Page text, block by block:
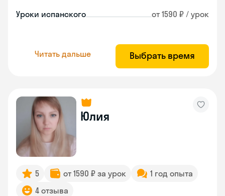
Уроки испанского от 1590 ₽ / урок
Читать дальше Выбрать время
Юлия
5 от 1590 ₽ за урок
1 год опыта
4 отзыва